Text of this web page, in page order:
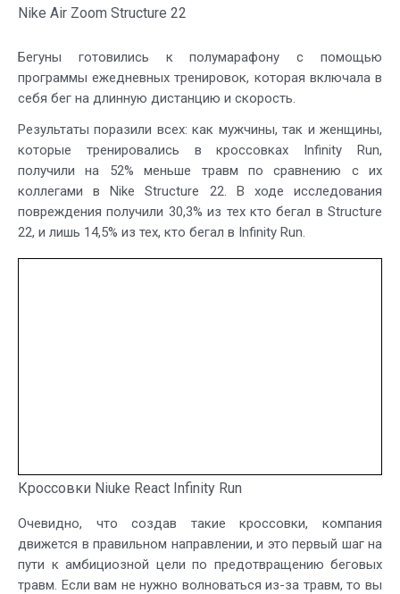
Nike Air Zoom Structure 22
Бегуны готовились к полумарафону с помощью
программы ежедневных тренировок, которая включала в
себя бег на длинную дистанцию и скорость.
Результаты поразили всех: как мужчины, так и женщины,
которые тренировались в кроссовках Infinity Run,
получили на 52% меньше травм по сравнению с их
коллегами в Nike Structure 22. В ходе исследования
повреждения получили 30,3% из тех кто бегал в Structure
22, и лишь 14,5% из тех, кто бегал в Infinity Run.
Кроссовки Niuke React Infinity Run
Очевидно, что создав такие кроссовки, компания
движется в правильном направлении, и это первый шаг на
пути к амбициозной цели по предотвращению беговых
травм. Если вам не нужно волноваться из-за травм, то вы